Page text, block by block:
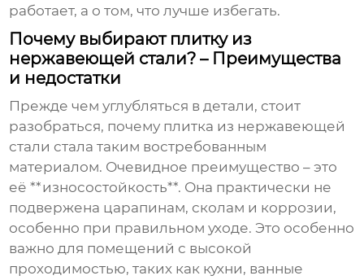
работает, а о том, что лучше избегать.
Почему выбирают плитку из
нержавеющей стали? – Преимущества
и недостатки
Прежде чем углубляться в детали, стоит
разобраться, почему плитка из нержавеющей
стали стала таким востребованным
материалом. Очевидное преимущество – это
её **износостойкость**. Она практически не
подвержена царапинам, сколам и коррозии,
особенно при правильном уходе. Это особенно
важно для помещений с высокой
проходимостью, таких как кухни, ванные